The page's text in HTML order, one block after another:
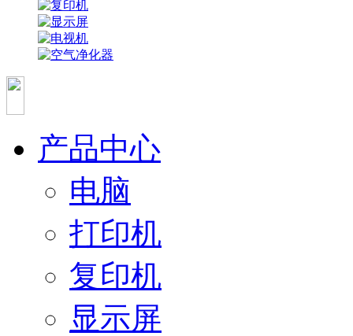
产品中心
电脑
打印机
复印机
显示屏